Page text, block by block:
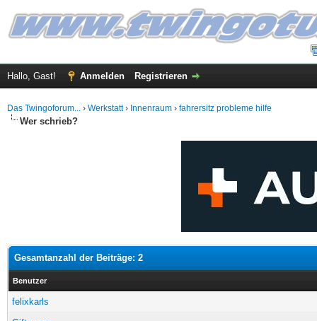
Hallo, Gast! Anmelden Registrieren
Das Twingoforum... › Werkstatt› Innenraum › fahrersitz probleme hilfe
Wer schrieb?
Gesamtanzahl der Beiträge: 2
Benutzer
felixkarls